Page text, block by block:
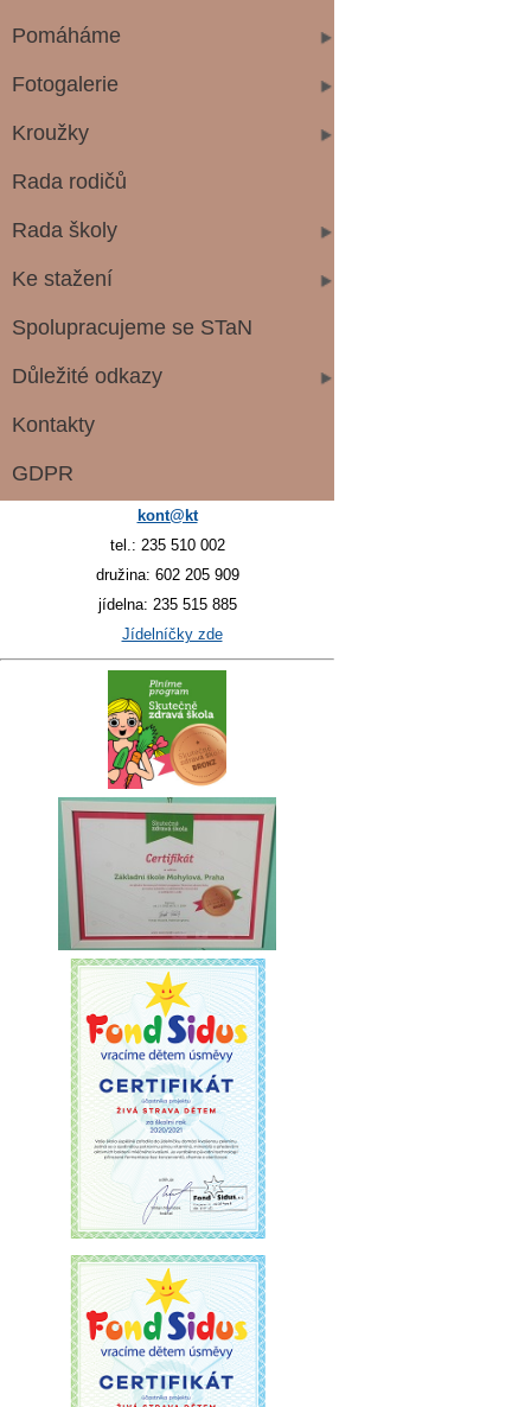
Pomáháme
Fotogalerie
Kroužky
Rada rodičů
Rada školy
Ke stažení
Spolupracujeme se STaN
Důležité odkazy
Kontakty
GDPR
kont@kt
tel.: 235 510 002
družina: 602 205 909
jídelna: 235 515 885
Jídelníčky zde